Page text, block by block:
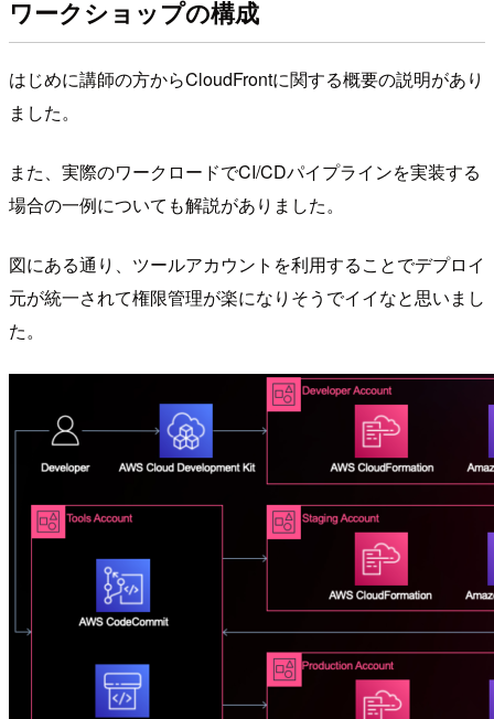
ワークショップの構成
はじめに講師の方からCloudFrontに関する概要の説明があり
ました。
また、実際のワークロードでCI/CDパイプラインを実装する
場合の一例についても解説がありました。
図にある通り、ツールアカウントを利用することでデプロイ
元が統一されて権限管理が楽になりそうでイイなと思いまし
た。